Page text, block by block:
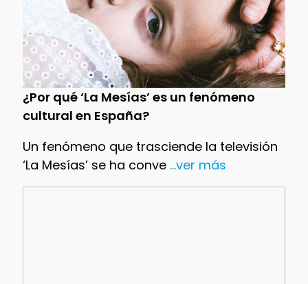
¿Por qué ‘La Mesías’ es un fenómeno
cultural en España?
Un fenómeno que trasciende la televisión
‘La Mesías’ se ha conve...ver más